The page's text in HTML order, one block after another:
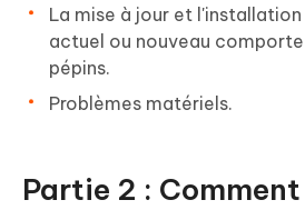
La mise à jour et
actuel ou nouveau
pépins.
Problèmes matériels.
Partie 2 :